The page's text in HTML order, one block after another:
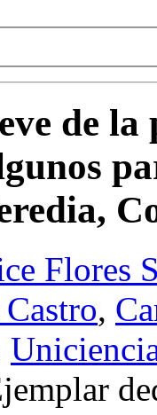
de la
Flores
,